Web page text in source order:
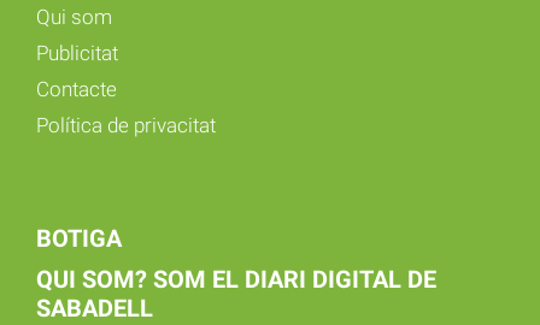
Qui som
Publicitat
Contacte
Política de privacitat
BOTIGA
QUI SOM? SOM EL DIARI DIGITAL DE
SABADELL